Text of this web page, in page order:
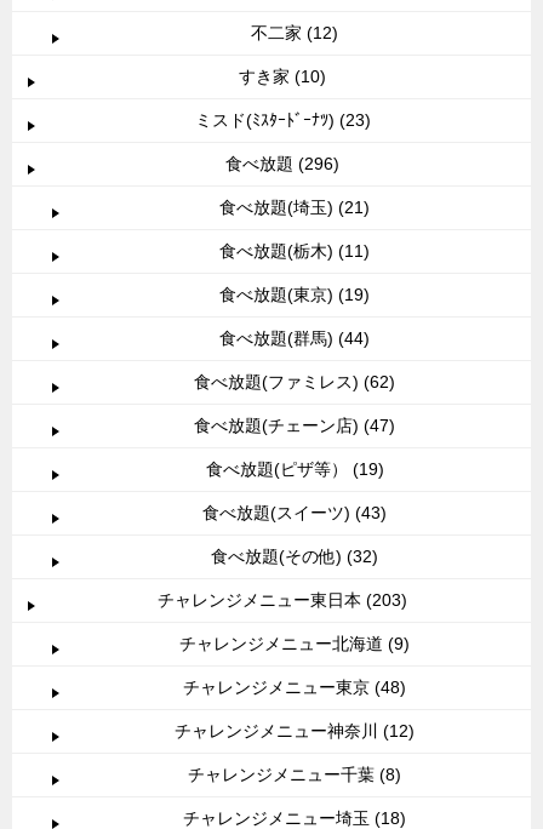
不二家 (12)
すき家 (10)
ミスド(ﾐｽﾀｰﾄﾞｰﾅﾂ) (23)
食べ放題 (296)
食べ放題(埼玉) (21)
食べ放題(栃木) (11)
食べ放題(東京) (19)
食べ放題(群馬) (44)
食べ放題(ファミレス) (62)
食べ放題(チェーン店) (47)
食べ放題(ピザ等） (19)
食べ放題(スイーツ) (43)
食べ放題(その他) (32)
チャレンジメニュー東日本 (203)
チャレンジメニュー北海道 (9)
チャレンジメニュー東京 (48)
チャレンジメニュー神奈川 (12)
チャレンジメニュー千葉 (8)
チャレンジメニュー埼玉 (18)